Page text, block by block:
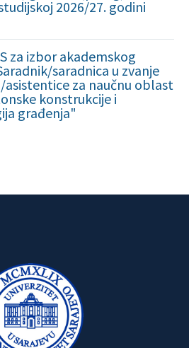
2026/27. godini
za izbor akademskog
saradnica u zvanje
asistentice za naučnu oblast
konstrukcije i
građenja"